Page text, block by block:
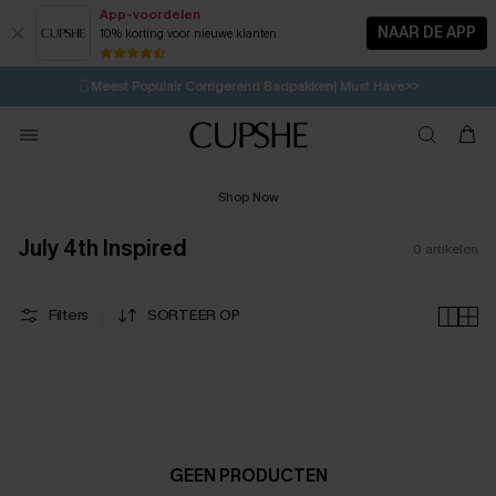
App-voordelen
10% korting voor nieuwe klanten NAAR DE APP
⚡️LAATSTE KANS | Tot 50% korting>>
🩱Meest Populair Corrigerend Badpakken| Must Have>>
💌Abonneer je & ontvang tot 15% korting>>
Koop 2, krijg 10% korting | CODE: AG18
Shop Now
July 4th Inspired 0 artikelen
Filters SORTEER OP
GEEN PRODUCTEN